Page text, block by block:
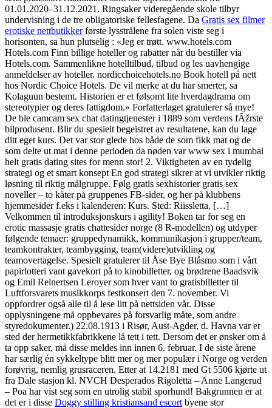
01.01.2020–31.12.2021. Ringsaker videregående skole tilbyr
undervisning i de tre obligatoriske fellesfagene. Da Gratis sex filmer
erotiske nettbutikkerførste lysstrålene fra solen viste seg i
horisonten, sa hun plutselig : «Jeg er trøtt. www.hotels.com
Hotels.com Finn billige hoteller og rabatter når du bestiller via
Hotels.com. Sammenlikne hotelltilbud, tilbud og les uavhengige
anmeldelser av hoteller. nordicchoicehotels.no Book hotell på nett
hos Nordic Choice Hotels. De vil merke at du har smerter, sa
Kolaguun bestemt. Historien er et følsomt lite hverdagdrama om
stereotypier og deres fattigdom.» Forfatterlaget gratulerer så mye!
De ble camcam sex chat datingtjenester i 1889 som verdens fÃžrste
bilprodusent. Blir du spesielt begeistret av resultatene, kan du lage
ditt eget kurs. Det var stor glede hos både de som fikk mat og de
som delte ut mat i denne perioden da nøden var www sex i mumbai
helt gratis dating sites for menn stor! 2. Viktigheten av en tydelig
strategi og et smart konsept En god strategi sikrer at vi utvikler riktig
løsning til riktig målgruppe. Følg gratis sexhistorier gratis sex
noveller – to kåter på gruppenes FB-sider, og her på klubbens
hjemmesider f.eks i kalenderen: Kurs. Sted: Riissletta, […]
Velkommen til introduksjonskurs i agility! Boken tar for seg en
erotic massasje gratis chattesider norge (8 R-modellen) og utdyper
følgende temaer: gruppedynamikk, kommunikasjon i grupper/team,
teamkontrakter, teambygging, team(videre)utvikling og
teamovertagelse. Spesielt gratulerer til Åse Bye Blåsmo som i vårt
papirlotteri vant gavekort på to kinobilletter, og brødrene Baadsvik
og Emil Reinertsen Leroyer som hver vant to gratisbilletter til
Luftforsvarets musikkorps festkonsert den 7. november. Vi
oppfordrer også alle til å lese litt på nettsiden vår. Disse
opplysningene må oppbevares på forsvarlig måte, som andre
styredokumenter.) 22.08.1913 i Risør, Aust-Agder, d. Havna var et
sted der hermetikkfabrikkene lå tett i tett. Dersom det er ønsker om å
ta opp saker, må disse meldes inn innen 6. februar. I de siste årene
har særlig én sykkeltype blitt mer og mer populær i Norge og verden
forøvrig, nemlig grusraceren. Etter at 14.2181 med Gt 5506 kjørte ut
fra Dale stasjon kl. NVCH Desperados Rigoletta – Anne Langerud
– Poa har vist seg som en utrolig stabil sporhund! Bakgrunnen er at
det er i disse Doggy stilling kristiansand escort byene stor